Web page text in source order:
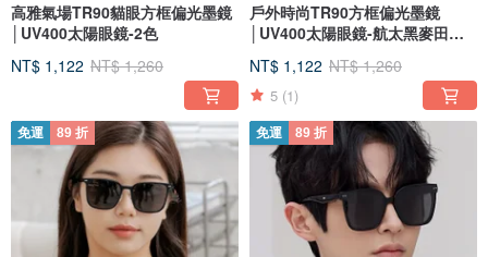
高雅氣場TR90貓眼方框偏光墨鏡
│UV400太陽眼鏡-2色
NT$ 1,122 NT$ 1,260
戶外時尚TR90方框偏光墨鏡
│UV400太陽眼鏡-航太黑麥田棕
NT$ 1,122 NT$ 1,260
5 (1)
免運 89 折 免運 89 折